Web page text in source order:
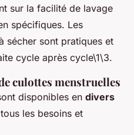
sur la facilité de lavage
spécifiques. Les
sécher sont pratiques et
cycle après cycle\1\3.
culottes menstruelles
disponibles en divers
les besoins et